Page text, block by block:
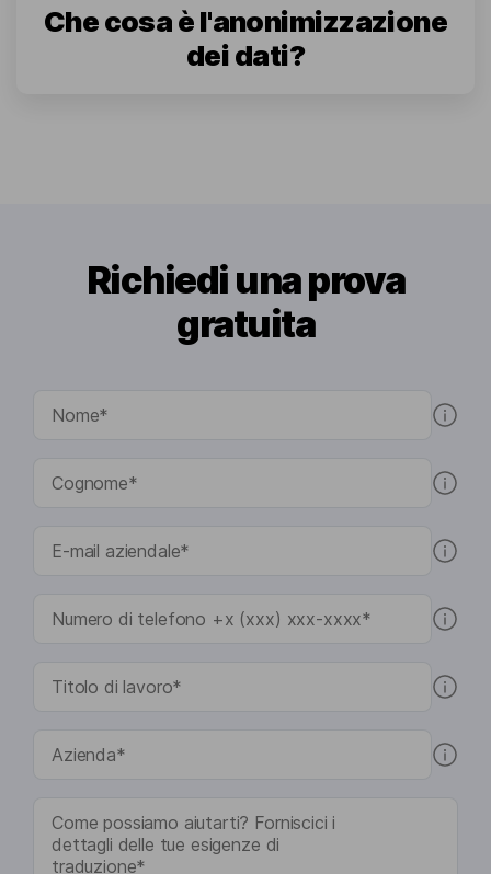
Che cosa è l'anonimizzazione
dei dati?
Richiedi una prova
gratuita